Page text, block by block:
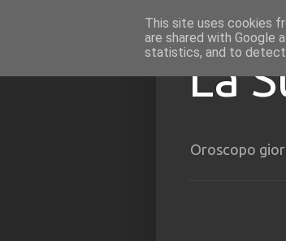
La
Oroscopo
This site uses cookies
are shared with Google
statistics, and to detect